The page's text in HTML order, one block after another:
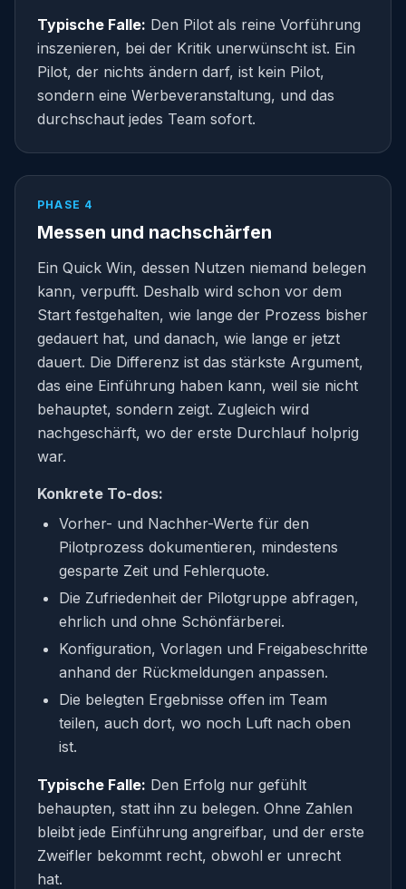
Typische Falle: Den Pilot als reine Vorführung
inszenieren, bei der Kritik unerwünscht ist. Ein
Pilot, der nichts ändern darf, ist kein Pilot,
sondern eine Werbeveranstaltung, und das
durchschaut jedes Team sofort.
PHASE 4
Messen und nachschärfen
Ein Quick Win, dessen Nutzen niemand belegen
kann, verpufft. Deshalb wird schon vor dem
Start festgehalten, wie lange der Prozess bisher
gedauert hat, und danach, wie lange er jetzt
dauert. Die Differenz ist das stärkste Argument,
das eine Einführung haben kann, weil sie nicht
behauptet, sondern zeigt. Zugleich wird
nachgeschärft, wo der erste Durchlauf holprig
war.
Konkrete To-dos:
Vorher- und Nachher-Werte für den
Pilotprozess dokumentieren, mindestens
gesparte Zeit und Fehlerquote.
Die Zufriedenheit der Pilotgruppe abfragen,
ehrlich und ohne Schönfärberei.
Konfiguration, Vorlagen und Freigabeschritte
anhand der Rückmeldungen anpassen.
Die belegten Ergebnisse offen im Team
teilen, auch dort, wo noch Luft nach oben
ist.
Typische Falle: Den Erfolg nur gefühlt
behaupten, statt ihn zu belegen. Ohne Zahlen
bleibt jede Einführung angreifbar, und der erste
Zweifler bekommt recht, obwohl er unrecht
hat.